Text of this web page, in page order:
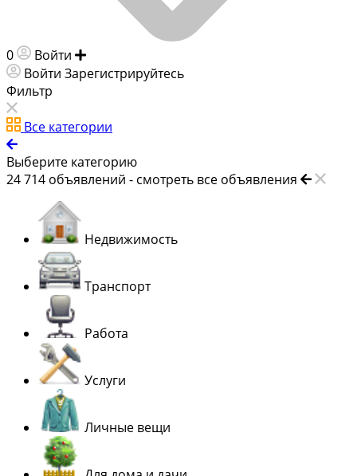
0 Войти
Войти Зарегистрируйтесь
Фильтр
Все категории
Выберите категорию
24 714 объявлений - смотреть все объявления
Недвижимость
Транспорт
Работа
Услуги
Личные вещи